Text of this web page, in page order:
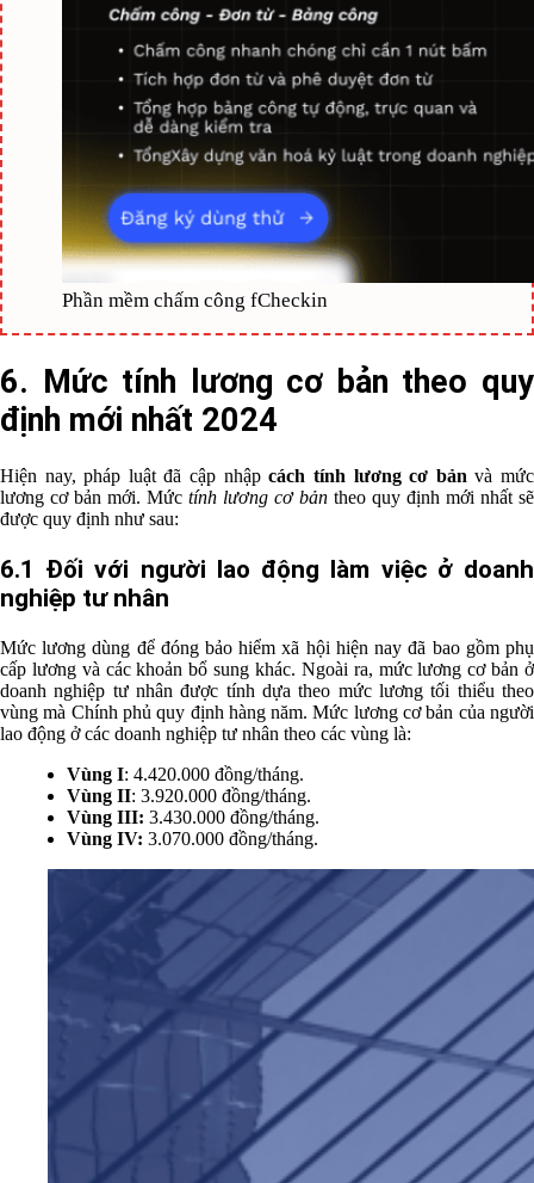
Phần mềm chấm công fCheckin
6. Mức tính lương cơ bản theo quy
định mới nhất 2024
Hiện nay, pháp luật đã cập nhậpcách tính lương cơ bản và mức
lương cơ bản mới. Mức tính lương cơ bản theo quy định mới nhất sẽ
được quy định như sau:
6.1 Đối với người lao động làm việc ở doanh
nghiệp tư nhân
Mức lương dùng để đóng bảo hiểm xã hội hiện nay đã bao gồm phụ
cấp lương và các khoản bổ sung khác. Ngoài ra, mức lương cơ bản ở
doanh nghiệp tư nhân được tính dựa theo mức lương tối thiểu theo
vùng mà Chính phủ quy định hàng năm. Mức lương cơ bản của người
lao động ở các doanh nghiệp tư nhân theo các vùng là:
Vùng I: 4.420.000 đồng/tháng.
Vùng II: 3.920.000 đồng/tháng.
Vùng III: 3.430.000 đồng/tháng.
Vùng IV: 3.070.000 đồng/tháng.